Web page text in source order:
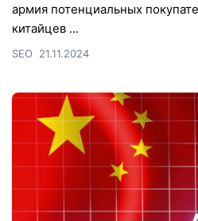
армия потенциальных
китайцев ...
SEO 21.11.2024